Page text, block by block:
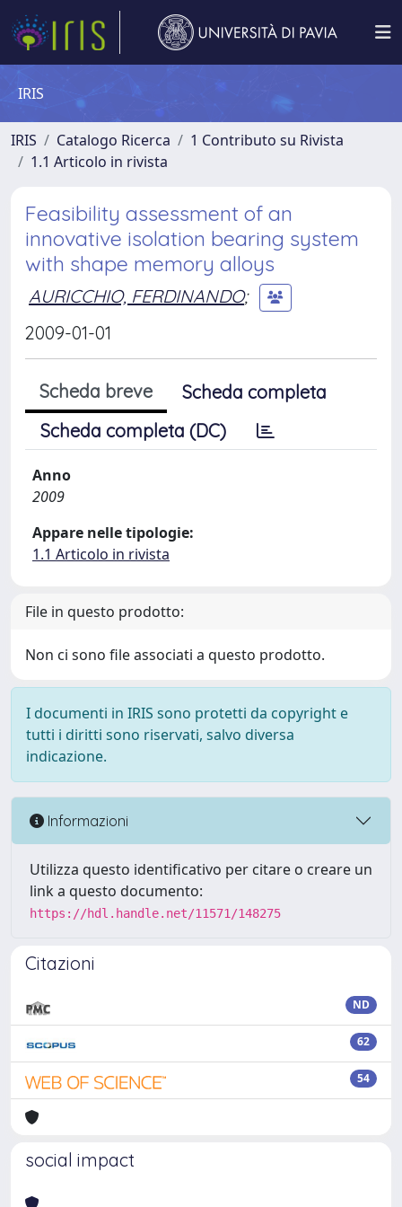
IRIS
IRIS Catalogo Ricerca
1 Contributo su Rivista
1.1 Articolo in rivista
Feasibility assessment of an
innovative isolation bearing system
with shape memory alloys
AURICCHIO, FERDINANDO;
2009-01-01
Scheda breve
Scheda completa
Scheda completa (DC)
Anno
2009
Appare nelle tipologie:
1.1 Articolo in rivista
File in questo prodotto:
Non ci sono file associati a questo prodotto.
I documenti in IRIS sono protetti da copyright e
tutti i diritti sono riservati, salvo diversa
indicazione.
Informazioni
Utilizza questo identificativo per citare o creare un
link a questo documento:
https://hdl.handle.net/11571/148275
Citazioni
ND
62
54
social impact